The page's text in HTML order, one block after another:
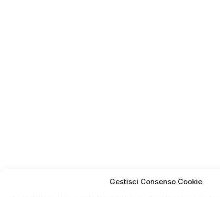
Gestisci Consenso Cookie